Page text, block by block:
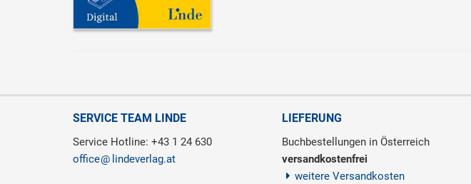
SERVICE TEAM LINDE
Service Hotline: +43 1 24 630
office
lindeverlag.at
LIEFERUNG
Buchbestellungen in Österreich
versandkostenfrei
weitere Versandkosten